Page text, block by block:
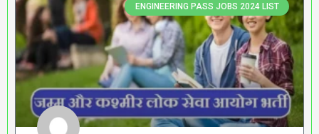
ENGINEERING PASS JOBS 2024 LIST